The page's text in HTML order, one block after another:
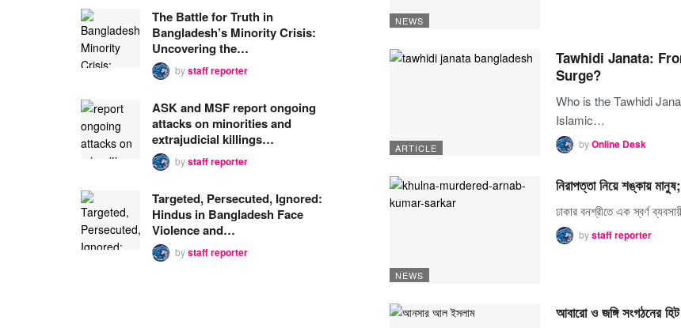
NEWS
ARTICLE
Tawhidi Janata:
Surge?
Who is the Tawhidi
Islamic…
byOnline Desk
NEWS
নিরাপত্তা নিয়ে শঙ্কায়
ঢাকার বনশ্রীতে এক স্বর্ণ
bystaff reporter
আবারো ও জঙ্গি সংগঠনের
The Battle for Truth in
Bangladesh’s Minority Crisis:
Uncovering the…
bystaff reporter
ASK and MSF report ongoing
attacks on minorities and
extrajudicial killings…
bystaff reporter
Targeted, Persecuted, Ignored:
Hindus in Bangladesh Face
Violence and…
bystaff reporter